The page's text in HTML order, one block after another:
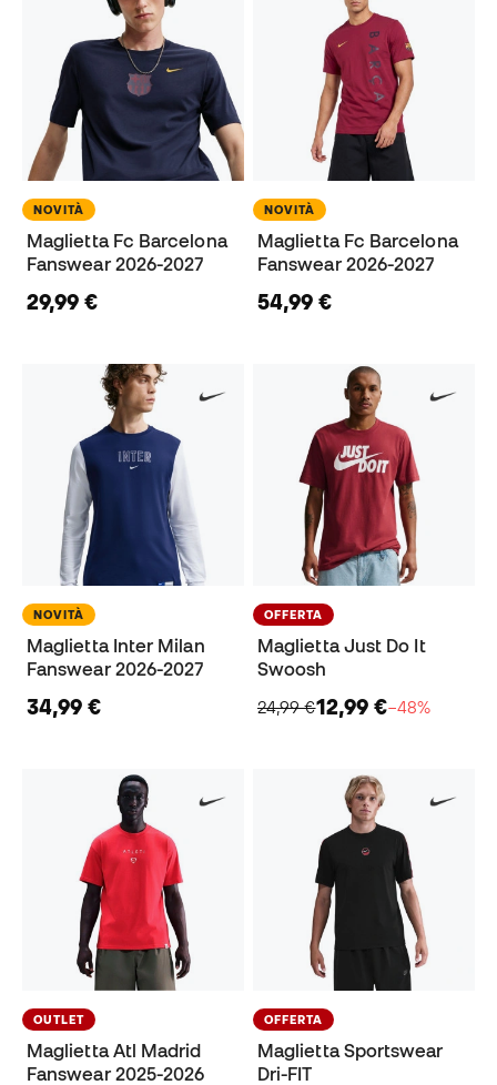
NOVITÀ
Maglietta Fc Barcelona
Fanswear 2026-2027
29,99 €
NOVITÀ
Maglietta Fc Barcelona
Fanswear 2026-2027
54,99 €
NOVITÀ
Maglietta Inter Milan
Fanswear 2026-2027
34,99 €
OFFERTA
Maglietta Just Do It
Swoosh
24,99 €12,99 €−48%
OUTLET
Maglietta Atl Madrid
Fanswear 2025-2026
OFFERTA
Maglietta Sportswear
Dri-FIT